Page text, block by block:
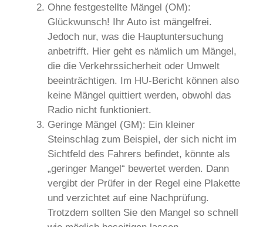
Ohne festgestellte Mängel (OM):
Glückwunsch! Ihr Auto ist mängelfrei.
Jedoch nur, was die Hauptuntersuchung
anbetrifft. Hier geht es nämlich um Mängel,
die die Verkehrssicherheit oder Umwelt
beeinträchtigen. Im HU-Bericht können also
keine Mängel quittiert werden, obwohl das
Radio nicht funktioniert.
Geringe Mängel (GM): Ein kleiner
Steinschlag zum Beispiel, der sich nicht im
Sichtfeld des Fahrers befindet, könnte als
„geringer Mangel“ bewertet werden. Dann
vergibt der Prüfer in der Regel eine Plakette
und verzichtet auf eine Nachprüfung.
Trotzdem sollten Sie den Mangel so schnell